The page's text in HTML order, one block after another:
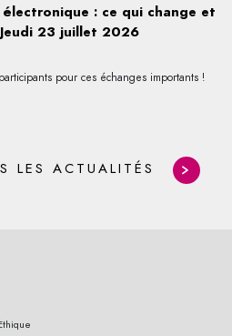
: ce qui change et
23 juillet 2026
pour ces échanges importants !
LES ACTUALITÉS